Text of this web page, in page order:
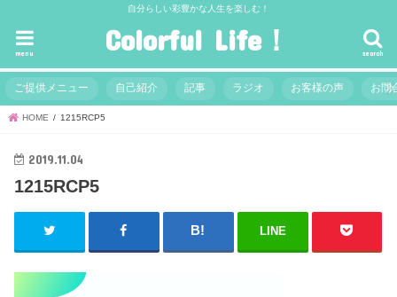
自分らしい彩豊かな人生を楽しむ！
Colorful Life！ search
menu
ご提供メニュー 自己紹介 記事 ラジオ お客様の声 お問
HOME 1215RCP5
2019.11.04
1215RCP5
LINE